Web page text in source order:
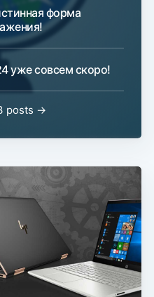
форма
уже совсем скоро!
posts →